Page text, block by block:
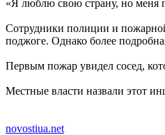
«Я люблю свою страну, но меня
Сотрудники полиции и
поджоге. Однако более
Первым пожар увидел сосед,
Местные власти назвали этот
novostiua.net